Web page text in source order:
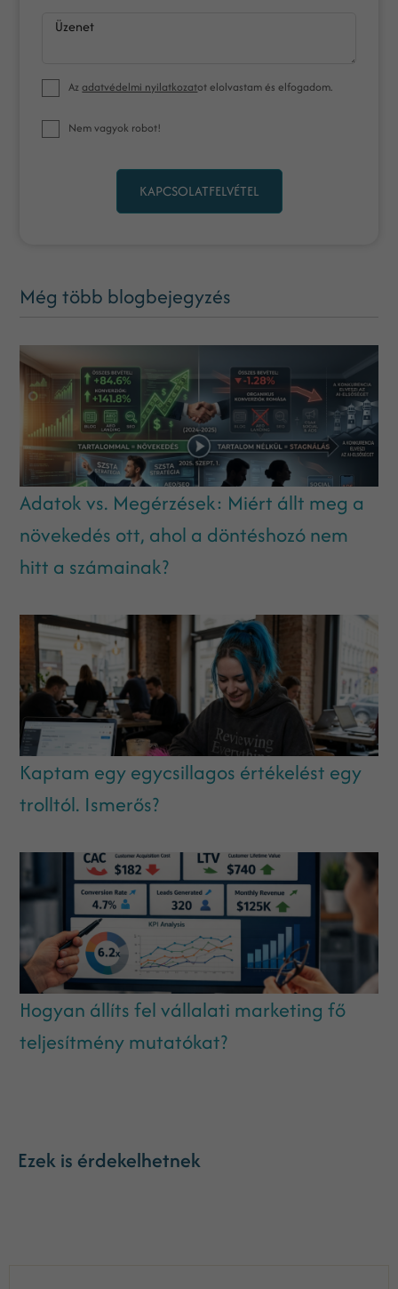
Üzenet
Azadatvédelmi nyilatkozatot elolvastam és elfogadom.
Nem vagyok robot!
KAPCSOLATFELVÉTEL
Még több blogbejegyzés
Adatok vs. Megérzések: Miért állt meg a
növekedés ott, ahol a döntéshozó nem
hitt a számainak?
Kaptam egy egycsillagos értékelést egy
trolltól. Ismerős?
Hogyan állíts fel vállalati marketing fő
teljesítmény mutatókat?
Ezek is érdekelhetnek